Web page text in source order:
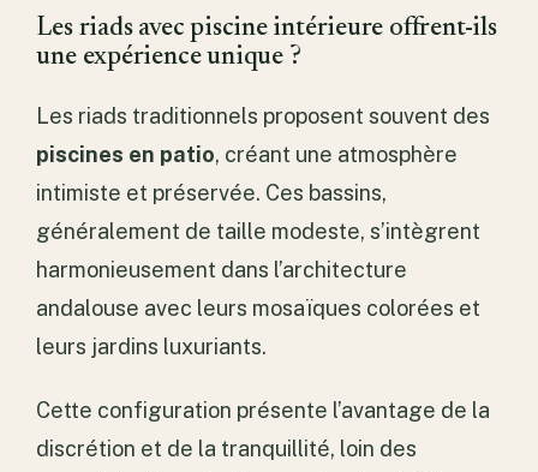
Les riads avec piscine intérieure offrent-ils
une expérience unique ?
Les riads traditionnels proposent souvent des
piscines en patio, créant une atmosphère
intimiste et préservée. Ces bassins,
généralement de taille modeste, s’intègrent
harmonieusement dans l’architecture
andalouse avec leurs mosaïques colorées et
leurs jardins luxuriants.
Cette configuration présente l’avantage de la
discrétion et de la tranquillité, loin des